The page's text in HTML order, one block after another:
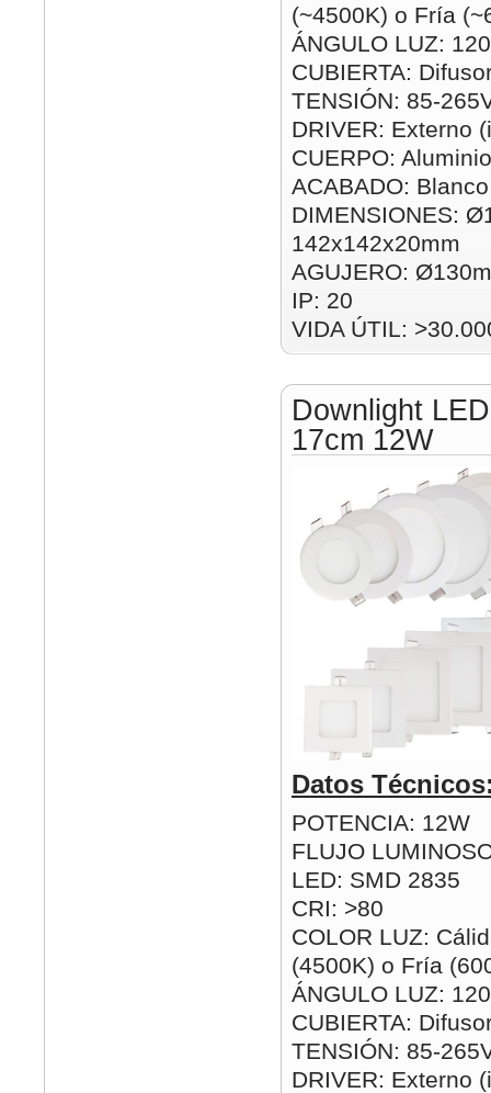
(~4500K) o Fría
ÁNGULO LUZ:
CUBIERTA:
TENSIÓN: 85-
DRIVER: Externo
CUERPO: Aluminio
ACABADO: Blanco
DIMENSIONES:
142x142x20mm
AGUJERO:
IP: 20
VIDA ÚTIL:
Downlight
17cm 12W
Datos
POTENCIA: 12W
FLUJO
LED: SMD 2835
CRI: >80
COLOR LUZ:
(4500K) o Fría
ÁNGULO LUZ:
CUBIERTA:
TENSIÓN: 85-
DRIVER: Externo